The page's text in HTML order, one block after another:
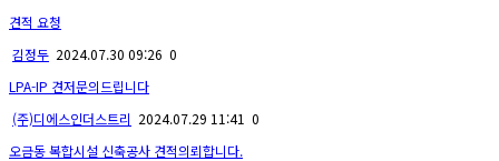
견적 요청
김정두 2024.07.30 09:26 0
LPA-IP 견저문의드립니다
(주)디에스인더스트리 2024.07.29 11:41 0
오금동 복합시설 신축공사 견적의뢰합니다.